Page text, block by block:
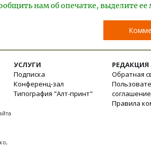
нам об опечатке, выделите
УСЛУГИ
Подписка
Конференц-зал
Типография "Алт-принт"
РЕДАКЦИЯ
Обратная
соглашение
Правила